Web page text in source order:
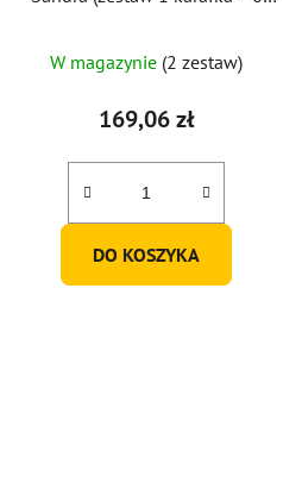
ocena
produktu
5,0
na
gwiazdek.
W magazynie (2 zestaw)
169,06 zł
DO KOSZYKA